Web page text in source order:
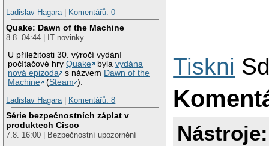
Ladislav Hagara | Komentářů: 0
Quake: Dawn of the Machine
8.8. 04:44 | IT novinky
U příležitosti 30. výročí vydání
počítačové hryQuake bylavydána
nová epizoda
s názvem Dawn of the
Machine
(Steam ).
Ladislav Hagara | Komentářů: 8
Série bezpečnostních záplat v
produktech Cisco
7.8. 16:00 | Bezpečnostní upozornění
Tiskni
Nástroje: